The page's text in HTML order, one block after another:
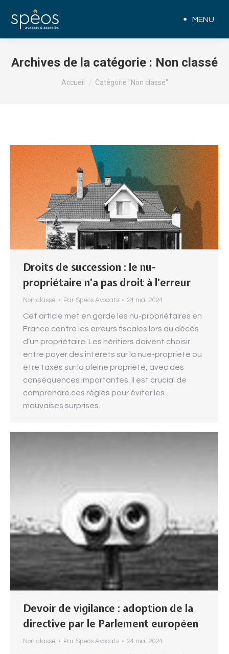
MENU
Archives de la catégorie : Non classé
Accueil Catégorie "Non classé"
Droits de succession : le nu-
propriétaire n’a pas droit à l’erreur
Non classé Par Speos Avocats 24 mai 2024
Cet article met en garde les nu-propriétaires en
France contre les erreurs fiscales lors du décès
d’un propriétaire. Les héritiers doivent choisir
entre payer des intérêts sur la nue-propriété ou
être taxés sur la pleine propriété, avec des
conséquences importantes. Il est crucial de
comprendre ces règles pour éviter les
mauvaises surprises.
Devoir de vigilance : adoption de la
directive par le Parlement européen
Non classé Par Speos Avocats 24 mai 2024